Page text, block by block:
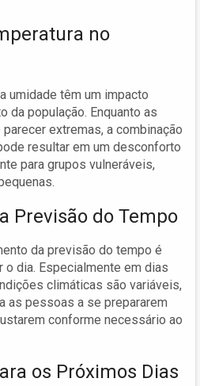
no
umidade têm um impacto
da população. Enquanto as
extremas, a combinação
resultar em um desconforto
para grupos vulneráveis,
Previsão do Tempo
da previsão do tempo é
o dia. Especialmente em dias
climáticas são variáveis,
as pessoas a se prepararem
conforme necessário ao
os Próximos Dias